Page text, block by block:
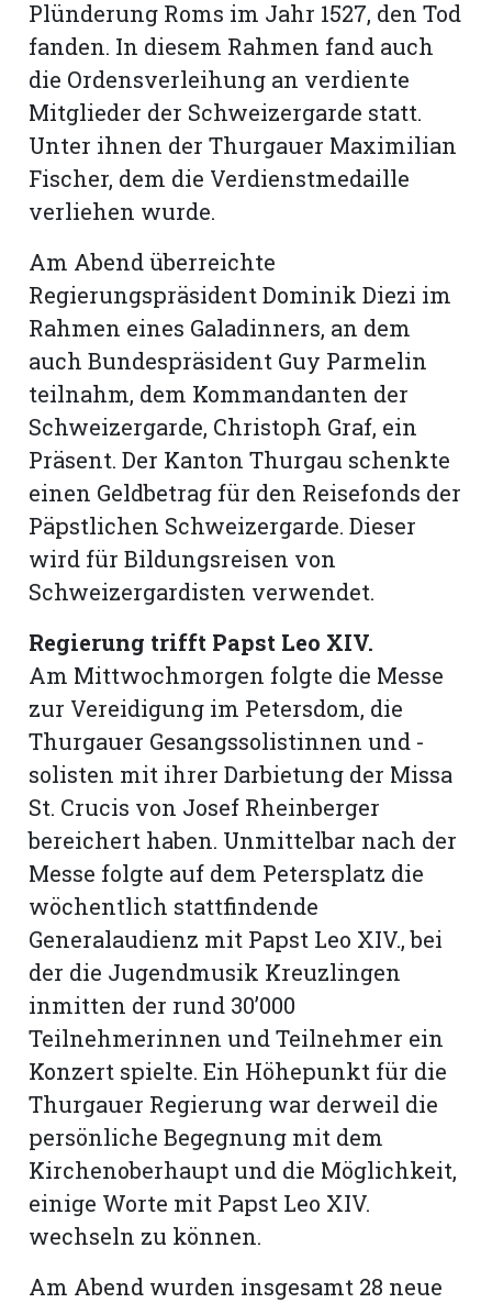
Plünderung Roms im Jahr 1527, den Tod
fanden. In diesem Rahmen fand auch
die Ordensverleihung an verdiente
Mitglieder der Schweizergarde statt.
Unter ihnen der Thurgauer Maximilian
Fischer, dem die Verdienstmedaille
verliehen wurde.
Am Abend überreichte
Regierungspräsident Dominik Diezi im
Rahmen eines Galadinners, an dem
auch Bundespräsident Guy Parmelin
teilnahm, dem Kommandanten der
Schweizergarde, Christoph Graf, ein
Präsent. Der Kanton Thurgau schenkte
einen Geldbetrag für den Reisefonds der
Päpstlichen Schweizergarde. Dieser
wird für Bildungsreisen von
Schweizergardisten verwendet.
Regierung trifft Papst Leo XIV.
Am Mittwochmorgen folgte die Messe
zur Vereidigung im Petersdom, die
Thurgauer Gesangssolistinnen und -
solisten mit ihrer Darbietung der Missa
St. Crucis von Josef Rheinberger
bereichert haben. Unmittelbar nach der
Messe folgte auf dem Petersplatz die
wöchentlich stattfindende
Generalaudienz mit Papst Leo XIV., bei
der die Jugendmusik Kreuzlingen
inmitten der rund 30’000
Teilnehmerinnen und Teilnehmer ein
Konzert spielte. Ein Höhepunkt für die
Thurgauer Regierung war derweil die
persönliche Begegnung mit dem
Kirchenoberhaupt und die Möglichkeit,
einige Worte mit Papst Leo XIV.
wechseln zu können.
Am Abend wurden insgesamt 28 neue